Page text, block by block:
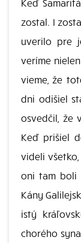
Keď
zostal. I
uverilo pre
veríme
vieme, že
dni odišiel
osvedčil, že
Keď prišiel
videli
oni tam boli
Kány
istý
chorého